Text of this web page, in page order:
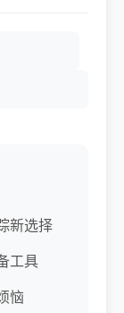
新选择
工具
恼